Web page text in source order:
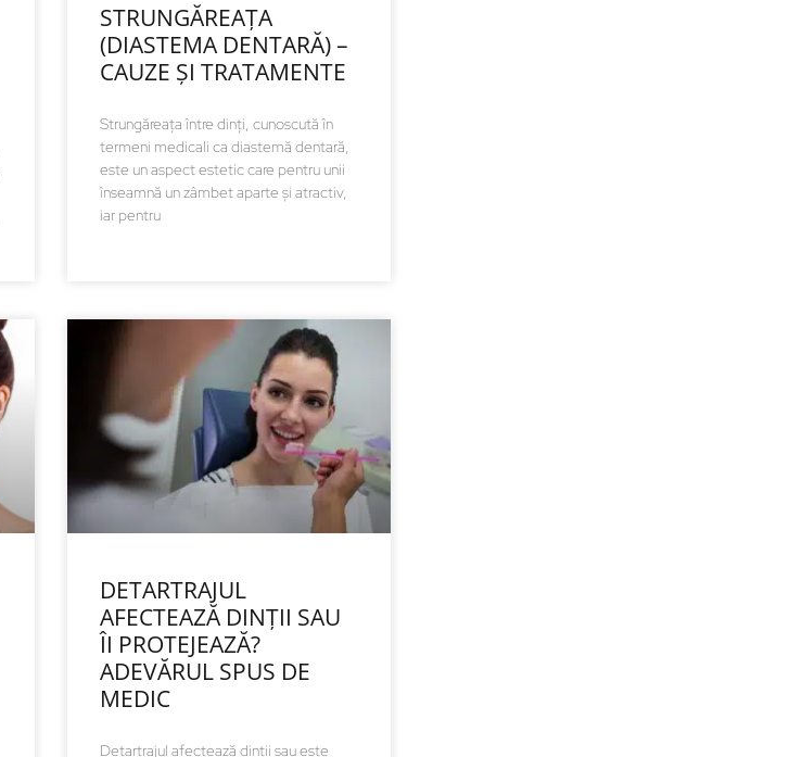
STRUNGĂREAȚA
(DIASTEMA DENTARĂ) –
CAUZE ȘI TRATAMENTE
Strungăreața între dinți, cunoscută în
termeni medicali ca diastemă dentară,
este un aspect estetic care pentru unii
înseamnă un zâmbet aparte și atractiv,
iar pentru
DETARTRAJUL
AFECTEAZĂ DINȚII SAU
ÎI PROTEJEAZĂ?
ADEVĂRUL SPUS DE
MEDIC
Detartrajul afectează dinții sau este